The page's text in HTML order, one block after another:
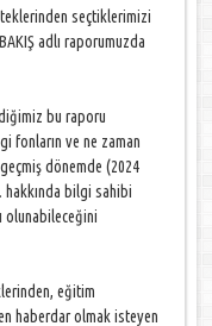
seçtiklerimizi
adlı raporumuzda
bu raporu
fonların ve ne zaman
dönemde (2024
hakkında bilgi sahibi
olunabileceğini
eğitim
haberdar olmak isteyen